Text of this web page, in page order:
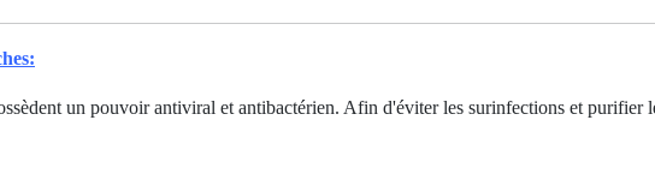
un pouvoir antiviral et antibactérien. Afin d'éviter les surinfections et purifier